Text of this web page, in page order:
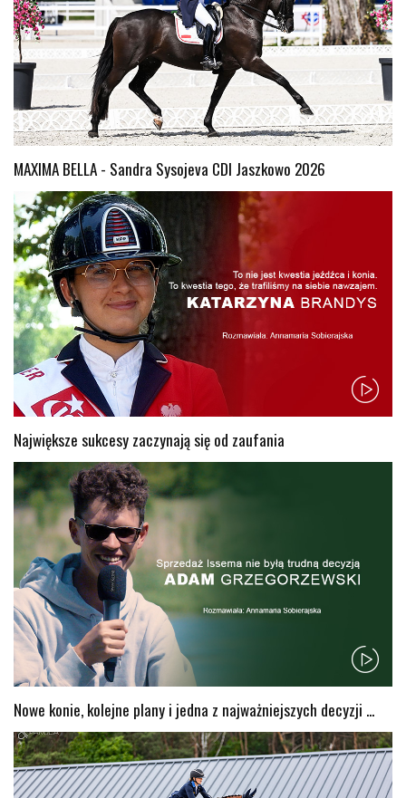
MAXIMA BELLA - Sandra Sysojeva CDI Jaszkowo 2026
Największe sukcesy zaczynają się od zaufania
Nowe konie, kolejne plany i jedna z najważniejszych decyzji ...